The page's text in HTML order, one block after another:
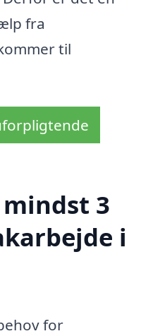
fra
til
3
i
for